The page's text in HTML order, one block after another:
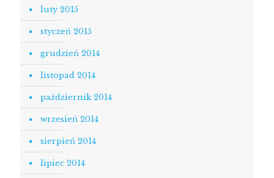
luty 2015
styczeń 2015
grudzień 2014
listopad 2014
październik 2014
wrzesień 2014
sierpień 2014
lipiec 2014